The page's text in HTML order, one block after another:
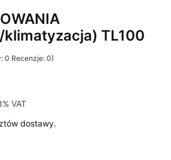
TL100
0 Recenzje: 0)
VAT
VAT
dostawy.